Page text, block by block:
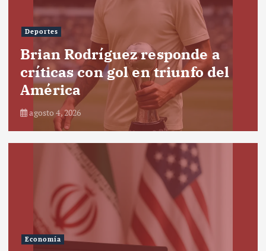
Deportes
Brian Rodríguez responde a
críticas con gol en triunfo del
América
agosto 4, 2026
Economía